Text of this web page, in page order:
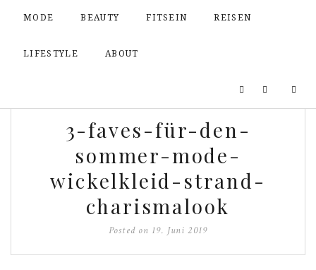
MODE BEAUTY FITSEIN REISEN
LIFESTYLE ABOUT
3-faves-für-den-
sommer-mode-
wickelkleid-strand-
charismalook
Posted on 19. Juni 2019